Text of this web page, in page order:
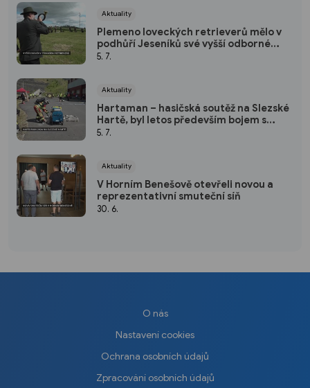
Aktuality
Plemeno loveckých retrieverů mělo v
podhůří Jeseníků své vyšší odborné
zkoušky
5. 7.
Aktuality
Hartaman – hasičská soutěž na Slezské
Hartě, byl letos především bojem s
horkem
5. 7.
Aktuality
V Horním Benešově otevřeli novou a
reprezentativní smuteční síň
30. 6.
O nás
Nastavení cookies
Ochrana osobních údajů
Zpracování osobních údajů